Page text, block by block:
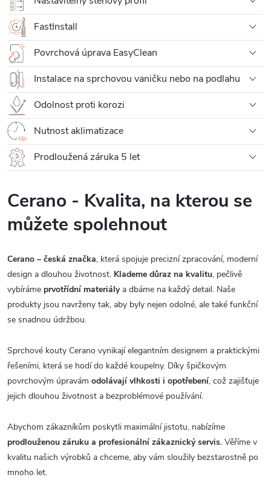
FastInstall
Povrchová úprava EasyClean
Instalace na sprchovou vaničku nebo na podlahu
Odolnost proti korozi
Nutnost aklimatizace
Prodloužená záruka 5 let
Cerano - Kvalita, na kterou se
můžete spolehnout
Cerano – česká značka, která spojuje precizní zpracování, moderní
design a dlouhou životnost. Klademe důraz na kvalitu, pečlivě
vybíráme prvotřídní materiálya dbáme na každý detail. Naše
produkty jsou navrženy tak, aby byly nejen odolné, ale také funkční
se snadnou údržbou.
Sprchové kouty Cerano vynikají elegantním designem a praktickými
řešeními, která se hodí do každé koupelny. Díky špičkovým
povrchovým úpravám odolávají vlhkosti i opotřebení, což zajišťuje
jejich dlouhou životnost a bezproblémové používání.
Abychom zákazníkům poskytli maximální jistotu, nabízíme
prodlouženou záruku a profesionální zákaznický servis. Věříme v
kvalitu našich výrobků a chceme, aby vám sloužily bezstarostně po
mnoho let.